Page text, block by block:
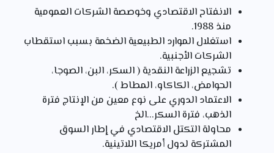
الانفتاح الاقتصادي وخوصصة الشركات العمومية
منذ 1988.
استغلال الموارد الطبيعية الضخمة بسبب استقطاب
الشركات الأجنبية.
تشجيع الزراعة النقدية ( السكر، البن، الصوجا،
الحوامض، الكاكاو، المطاط ).
الاعتماد الدوري على نوع معين من الإنتاج فترة
الذهب، فترة السكر...الخ
محاولة التكتل الاقتصادي في إطار السوق
المشتركة لدول أمريكا اللاتينية.